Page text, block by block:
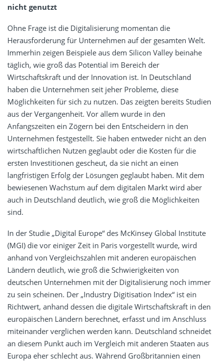
nicht genutzt
Ohne Frage ist die Digitalisierung momentan die
Herausforderung für Unternehmen auf der gesamten Welt.
Immerhin zeigen Beispiele aus dem Silicon Valley beinahe
täglich, wie groß das Potential im Bereich der
Wirtschaftskraft und der Innovation ist. In Deutschland
haben die Unternehmen seit jeher Probleme, diese
Möglichkeiten für sich zu nutzen. Das zeigten bereits Studien
aus der Vergangenheit. Vor allem wurde in den
Anfangszeiten ein Zögern bei den Entscheidern in den
Unternehmen festgestellt. Sie haben entweder nicht an den
wirtschaftlichen Nutzen geglaubt oder die Kosten für die
ersten Investitionen gescheut, da sie nicht an einen
langfristigen Erfolg der Lösungen geglaubt haben. Mit dem
bewiesenen Wachstum auf dem digitalen Markt wird aber
auch in Deutschland deutlich, wie groß die Möglichkeiten
sind.
In der Studie „Digital Europe“ des McKinsey Global Institute
(MGI) die vor einiger Zeit in Paris vorgestellt wurde, wird
anhand von Vergleichszahlen mit anderen europäischen
Ländern deutlich, wie groß die Schwierigkeiten von
deutschen Unternehmen mit der Digitalisierung noch immer
zu sein scheinen. Der „Industry Digitisation Index“ ist ein
Richtwert, anhand dessen die digitale Wirtschaftskraft in den
europäischen Ländern berechnet, erfasst und im Anschluss
miteinander verglichen werden kann. Deutschland schneidet
an diesem Punkt auch im Vergleich mit anderen Staaten aus
Europa eher schlecht aus. Während Großbritannien einen